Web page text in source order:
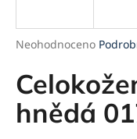
Průměrné
produktu
je
0,0
Neohodnoceno
hnědá
j
t
?